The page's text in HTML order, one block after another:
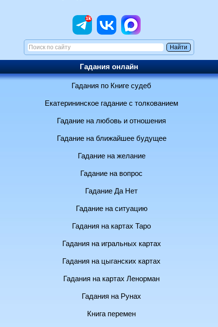
Гадания онлайн
Гадания по Книге судеб
Екатерининское гадание с толкованием
Гадание на любовь и отношения
Гадание на ближайшее будущее
Гадание на желание
Гадание на вопрос
Гадание Да Нет
Гадание на ситуацию
Гадания на картах Таро
Гадания на игральных картах
Гадания на цыганских картах
Гадания на картах Ленорман
Гадания на Рунах
Книга перемен